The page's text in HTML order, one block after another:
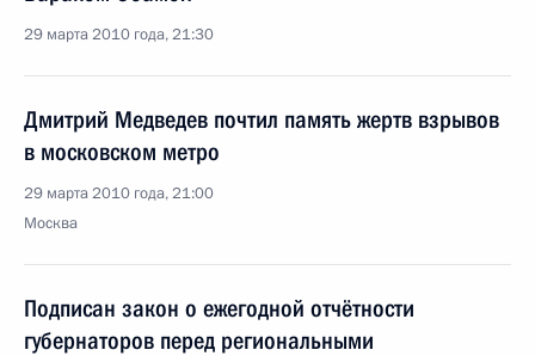
29 марта 2010 года, 21:30
Дмитрий Медведев почтил память жертв взрывов
в московском метро
29 марта 2010 года, 21:00
Москва
Подписан закон о ежегодной отчётности
губернаторов перед региональными